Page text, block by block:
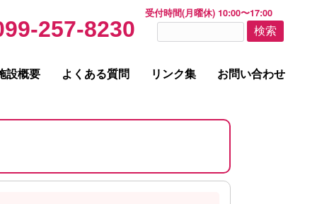
257-8230
受付時間(月曜休) 10:00〜17:00
検
索:
設概要 よくある質問 リンク集 お問い合わせ